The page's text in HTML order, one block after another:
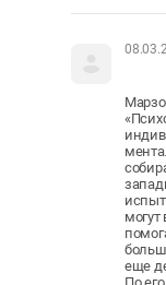
еще